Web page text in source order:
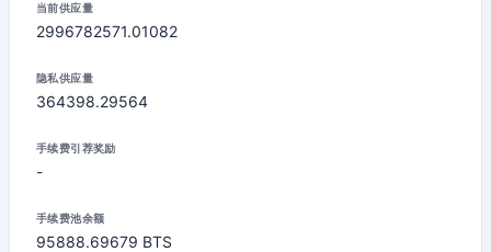
当前供应量
2996782571.01082
隐私供应量
364398.29564
手续费引荐奖励
-
手续费池余额
95888.69679 BTS